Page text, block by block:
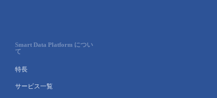
Smart Data Platform につい
て
特長
サービス一覧